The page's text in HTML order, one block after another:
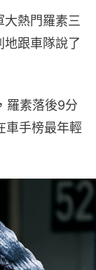
熱門羅素三
地跟車隊說了
羅素落後9分
車手榜最年輕